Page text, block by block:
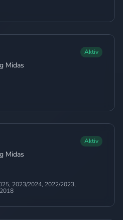
Aktiv
Midas
Aktiv
Midas
2023/2024, 2022/2023,